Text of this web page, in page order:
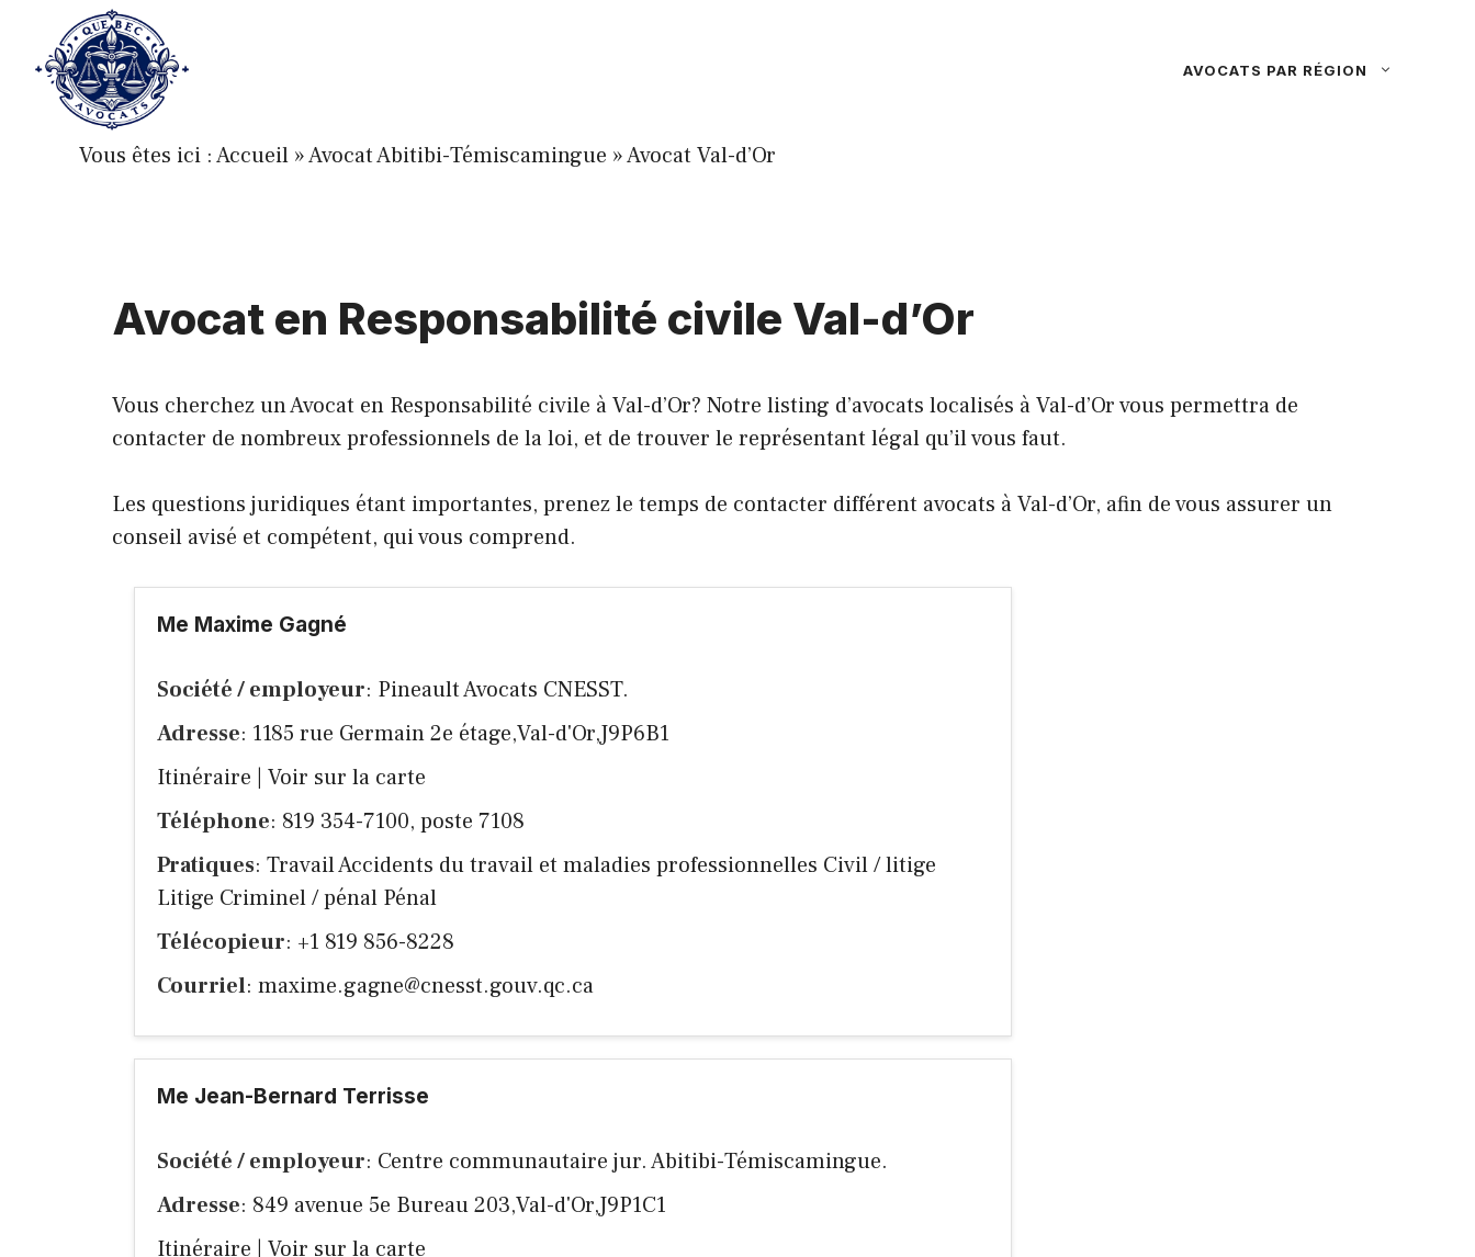
contenu
AVOCATS PAR RÉGION
Vous êtes ici :Accueil »Avocat Abitibi-Témiscamingue »Avocat Val-d’Or
Avocat en Responsabilité civile Val-d’Or
Vous cherchez un Avocat en Responsabilité civile à Val-d’Or? Notre listing d’avocats localisés à Val-d’Or vous permettra de
contacter de nombreux professionnels de la loi, et de trouver le représentant légal qu’il vous faut.
Les questions juridiques étant importantes, prenez le temps de contacter différent avocats à Val-d’Or, afin de vous assurer un
conseil avisé et compétent, qui vous comprend.
Me Maxime Gagné
Société / employeur: Pineault Avocats CNESST.
Adresse: 1185 rue Germain 2e étage,Val-d'Or,J9P6B1
Itinéraire
Voir sur la carte
Téléphone: 819 354-7100, poste 7108
Pratiques: Travail Accidents du travail et maladies professionnelles Civil / litige
Litige Criminel / pénal Pénal
Télécopieur: +1 819 856-8228
Courriel: maxime.gagne@cnesst.gouv.qc.ca
Me Jean-Bernard Terrisse
Société / employeur: Centre communautaire jur. Abitibi-Témiscamingue.
Adresse: 849 avenue 5e Bureau 203,Val-d'Or,J9P1C1
Itinéraire
Voir sur la carte